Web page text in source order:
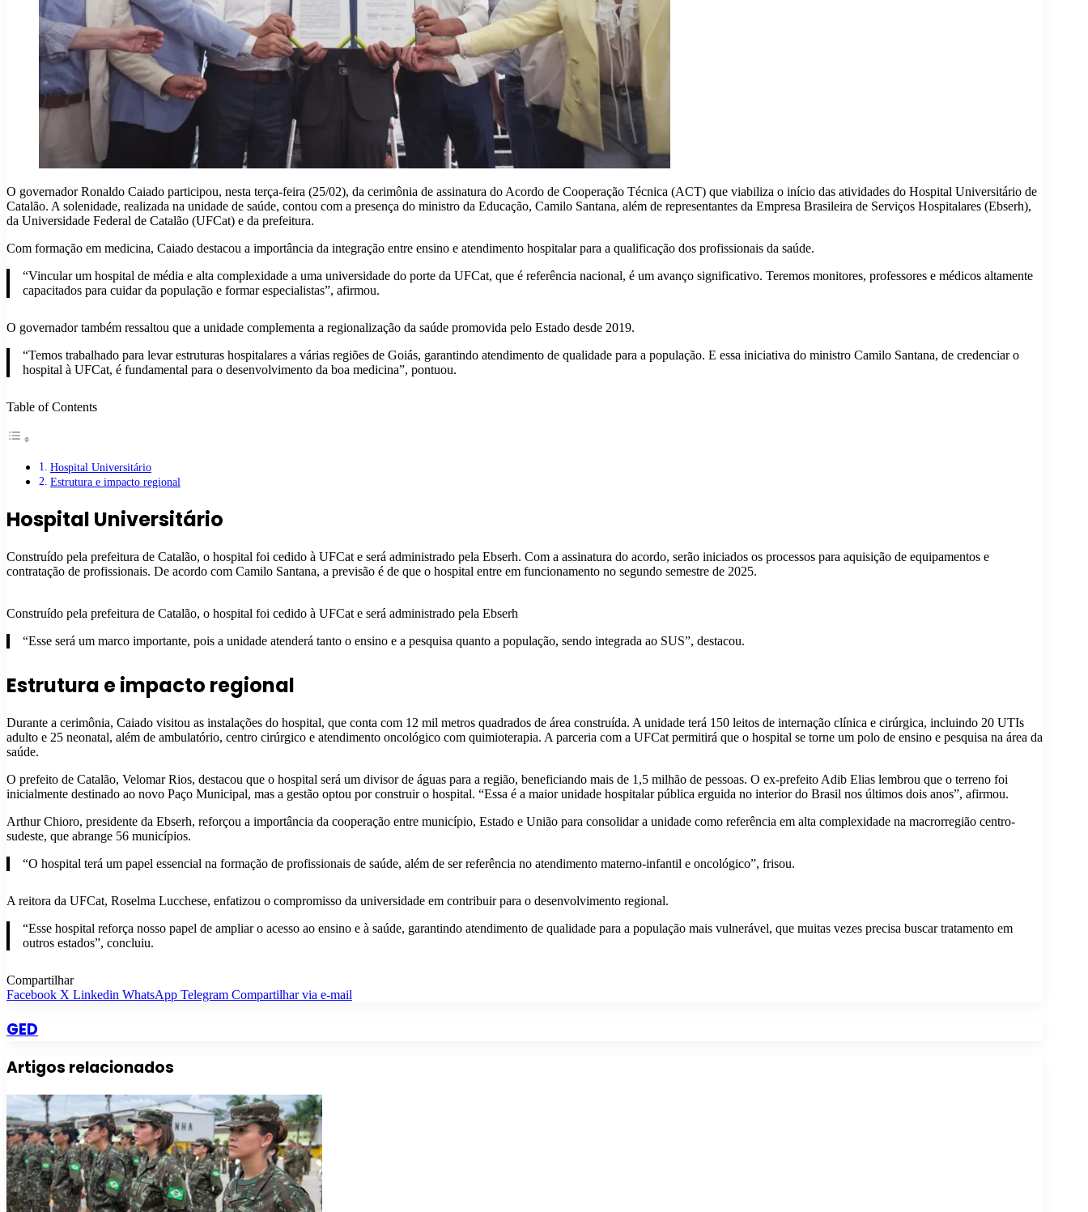
O governador Ronaldo Caiado participou, nesta terça-feira (25/02), da cerimônia de assinatura do Acordo de Cooperação Técnica (ACT) que viabiliza o início das atividades do Hospital Universitário de
Catalão. A solenidade, realizada na unidade de saúde, contou com a presença do ministro da Educação, Camilo Santana, além de representantes da Empresa Brasileira de Serviços Hospitalares (Ebserh),
da Universidade Federal de Catalão (UFCat) e da prefeitura.
Com formação em medicina, Caiado destacou a importância da integração entre ensino e atendimento hospitalar para a qualificação dos profissionais da saúde.
“Vincular um hospital de média e alta complexidade a uma universidade do porte da UFCat, que é referência nacional, é um avanço significativo. Teremos monitores, professores e médicos altamente
capacitados para cuidar da população e formar especialistas”, afirmou.
O governador também ressaltou que a unidade complementa a regionalização da saúde promovida pelo Estado desde 2019.
“Temos trabalhado para levar estruturas hospitalares a várias regiões de Goiás, garantindo atendimento de qualidade para a população. E essa iniciativa do ministro Camilo Santana, de credenciar o
hospital à UFCat, é fundamental para o desenvolvimento da boa medicina”, pontuou.
Table of Contents
Hospital Universitário
Estrutura e impacto regional
Hospital Universitário
Construído pela prefeitura de Catalão, o hospital foi cedido à UFCat e será administrado pela Ebserh. Com a assinatura do acordo, serão iniciados os processos para aquisição de equipamentos e
contratação de profissionais. De acordo com Camilo Santana, a previsão é de que o hospital entre em funcionamento no segundo semestre de 2025.
Construído pela prefeitura de Catalão, o hospital foi cedido à UFCat e será administrado pela Ebserh
“Esse será um marco importante, pois a unidade atenderá tanto o ensino e a pesquisa quanto a população, sendo integrada ao SUS”, destacou.
Estrutura e impacto regional
Durante a cerimônia, Caiado visitou as instalações do hospital, que conta com 12 mil metros quadrados de área construída. A unidade terá 150 leitos de internação clínica e cirúrgica, incluindo 20 UTIs
adulto e 25 neonatal, além de ambulatório, centro cirúrgico e atendimento oncológico com quimioterapia. A parceria com a UFCat permitirá que o hospital se torne um polo de ensino e pesquisa na área da
saúde.
O prefeito de Catalão, Velomar Rios, destacou que o hospital será um divisor de águas para a região, beneficiando mais de 1,5 milhão de pessoas. O ex-prefeito Adib Elias lembrou que o terreno foi
inicialmente destinado ao novo Paço Municipal, mas a gestão optou por construir o hospital. “Essa é a maior unidade hospitalar pública erguida no interior do Brasil nos últimos dois anos”, afirmou.
Arthur Chioro, presidente da Ebserh, reforçou a importância da cooperação entre município, Estado e União para consolidar a unidade como referência em alta complexidade na macrorregião centro-
sudeste, que abrange 56 municípios.
“O hospital terá um papel essencial na formação de profissionais de saúde, além de ser referência no atendimento materno-infantil e oncológico”, frisou.
A reitora da UFCat, Roselma Lucchese, enfatizou o compromisso da universidade em contribuir para o desenvolvimento regional.
“Esse hospital reforça nosso papel de ampliar o acesso ao ensino e à saúde, garantindo atendimento de qualidade para a população mais vulnerável, que muitas vezes precisa buscar tratamento em
outros estados”, concluiu.
Compartilhar
Facebook X Linkedin WhatsApp Telegram Compartilhar via e-mail
GED
Artigos relacionados